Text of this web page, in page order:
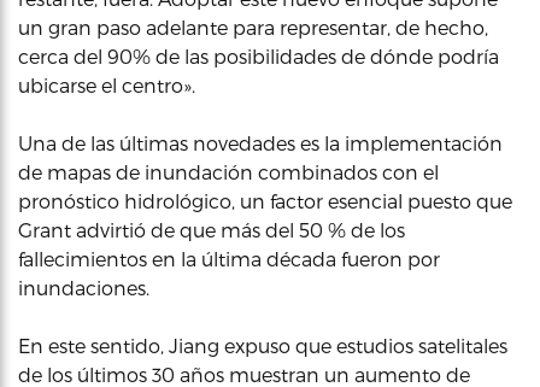
un gran paso adelante para representar, de hecho,
cerca del 90% de las posibilidades de dónde podría
ubicarse el centro».
Una de las últimas novedades es la implementación
de mapas de inundación combinados con el
pronóstico hidrológico, un factor esencial puesto que
Grant advirtió de que más del 50 % de los
fallecimientos en la última década fueron por
inundaciones.
En este sentido, Jiang expuso que estudios satelitales
de los últimos 30 años muestran un aumento de